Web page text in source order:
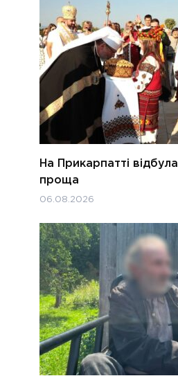
На Прикарпатті
проща
06.08.2026